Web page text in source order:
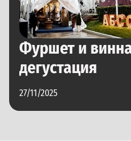
Фуршет и
дегустация
27/11/2025